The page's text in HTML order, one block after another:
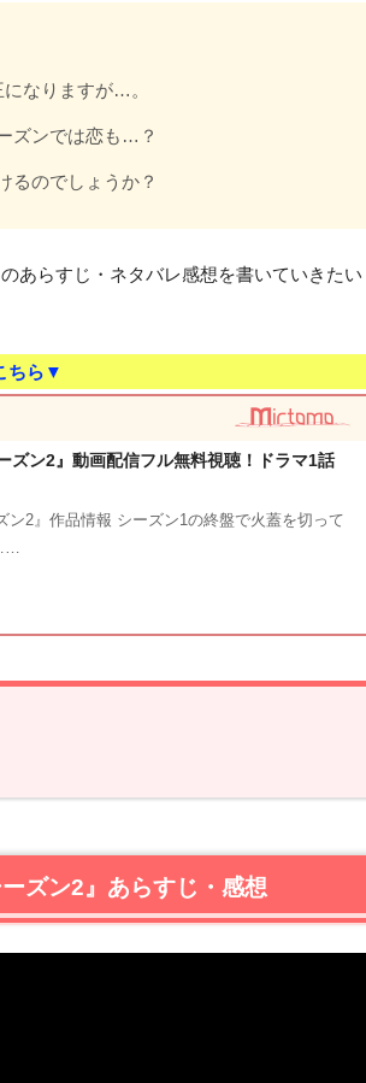
なりますが…。
ズンでは恋も…？
るのでしょうか？
あらすじ・ネタバレ感想を書いていきたい
ちら▼
ズン2』動画配信フル無料視聴！ドラマ1話
ン2』作品情報 シーズン1の終盤で火蓋を切って
』あらすじ・感想
ネタバレ感想まとめ
ズン2』あらすじ・感想